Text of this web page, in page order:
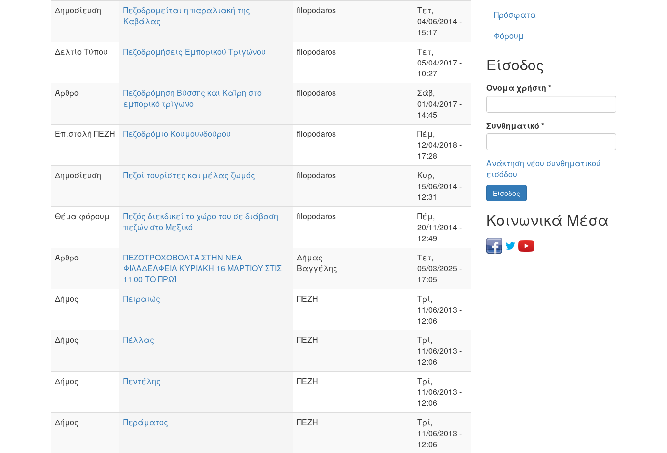
Δημοσίευση
Πεζοδρομείται η παραλιακή της
Καβάλας
filopodaros
Τετ,
04/06/2014 -
15:17
Δελτίο Τύπου
Πεζοδρομήσεις Εμπορικού Τριγώνου filopodaros
Τετ,
05/04/2017 -
10:27
Άρθρο
Πεζοδρόμηση Βύσσης και Καΐρη στο
εμπορικό τρίγωνο
filopodaros
Σάβ,
01/04/2017 -
14:45
Επιστολή ΠΕΖΗ
Πεζοδρόμιο Κουμουνδούρου filopodaros
Πέμ,
12/04/2018 -
17:28
Δημοσίευση
Πεζοί τουρίστες και μέλας ζωμός filopodaros
Κυρ,
15/06/2014 -
12:31
Θέμα φόρουμ
Πεζός διεκδικεί το χώρο του σε διάβαση
πεζών στο Μεξικό
filopodaros
Πέμ,
20/11/2014 -
12:49
Άρθρο
ΠΕΖΟΤΡΟΧΟΒΟΛΤΑ ΣΤΗΝ ΝΕΑ
ΦΙΛΑΔΈΛΦΕΙΑ ΚΥΡΙΑΚΗ 16 ΜΑΡΤΙΟΥ ΣΤΙΣ
11:00 ΤΟ ΠΡΩΊ
Δήμας
Βαγγέλης
Τετ,
05/03/2025 -
17:05
Δήμος
Πειραιώς ΠΕΖΗ
Τρί,
11/06/2013 -
12:06
Δήμος
Πέλλας ΠΕΖΗ
Τρί,
11/06/2013 -
12:06
Δήμος
Πεντέλης ΠΕΖΗ
Τρί,
11/06/2013 -
12:06
Δήμος
Περάματος ΠΕΖΗ
Τρί,
11/06/2013 -
12:06
Πρόσφατα
Φόρουμ
Είσοδος
Όνομα χρήστη *
Συνθηματικό *
Ανάκτηση νέου συνθηματικού
εισόδου
Είσοδος
Κοινωνικά Μέσα